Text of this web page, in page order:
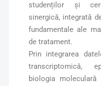
studenților și
sinergică, integrată
fundamentale ale
de tratament.
Prin integrarea
transcriptomică,
biologia